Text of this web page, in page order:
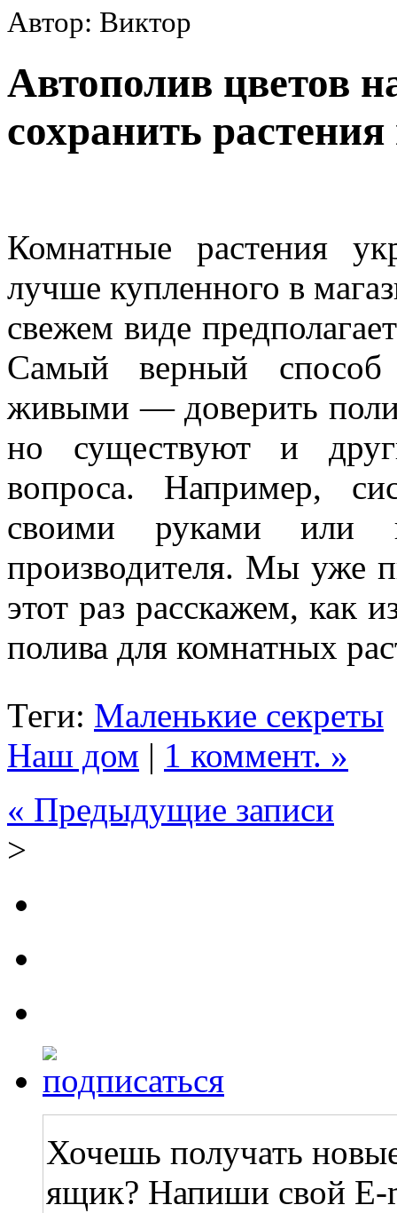
Автор: Виктор
Автополив цветов
сохранить растения
Комнатные растения
лучше купленного в
свежем виде
Самый верный
живыми — доверить
но существуют и
вопроса. Например,
своими руками или
производителя. Мы уже
этот раз расскажем, как
полива для комнатных
Теги: Маленькие секреты
Наш дом | 1 коммент. »
« Предыдущие записи
>
Хочешь получать
ящик? Напиши свой E-